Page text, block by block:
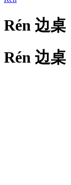
Rén 边桌
Rén 边桌